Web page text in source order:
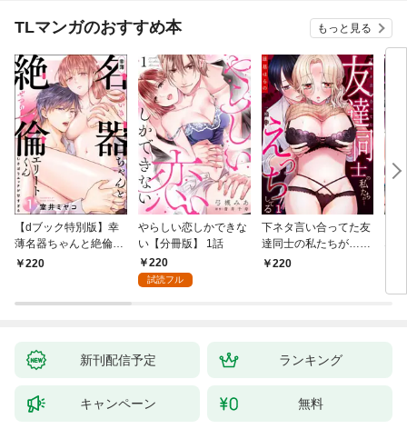
TLマンガのおすすめ本 もっと見る
【dブック特別版】幸
薄名器ちゃんと絶倫エ
リートくん むさぼりエ
220
やらしい恋しかできな
い【分冊版】 1話
220
試読フル
下ネタ言い合ってた友
達同士の私たちが…一
晩中えっちしてる【TL
220
な
た
新刊配信予定 ランキング
キャンペーン 無料